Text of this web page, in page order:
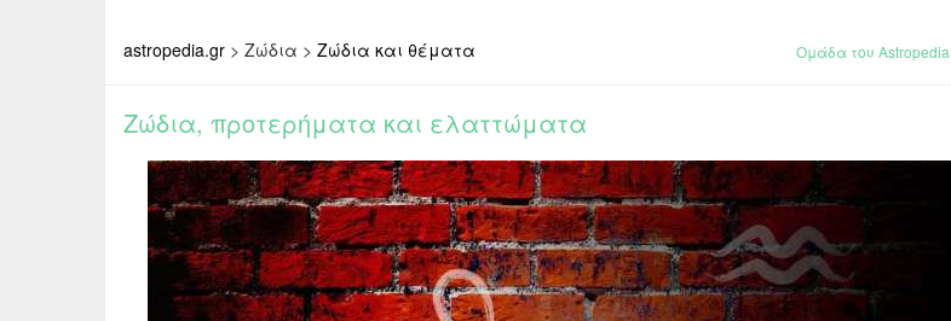
astropedia.gr > Ζώδια > Ζώδια και θέματα Ομάδα του Astropedia
Ζώδια, προτερήματα και ελαττώματα